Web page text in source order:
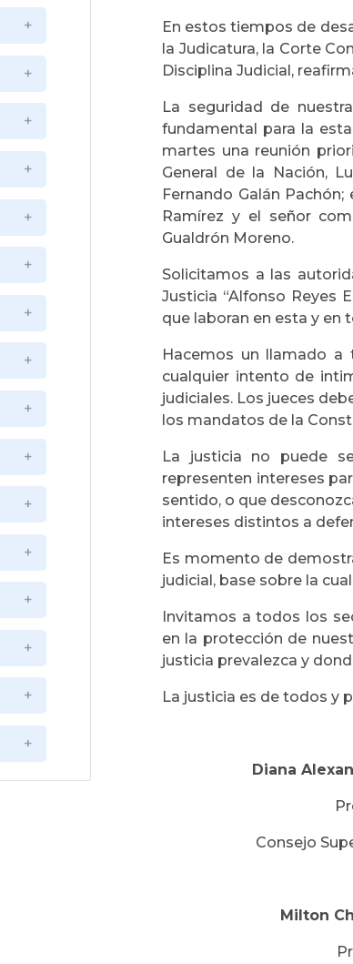
En estos tiempos de
la Judicatura, la Corte
Disciplina Judicial,
La seguridad de
fundamental para la
martes una reunión
General de la Nación,
Fernando Galán
Ramírez y el señor
Gualdrón Moreno.
Solicitamos a las
Justicia “Alfonso Reyes
que laboran en esta y en
Hacemos un llamado a
cualquier intento de
judiciales. Los jueces
los mandatos de la
La justicia no puede
representen intereses
sentido, o que
intereses distintos a
Es momento de
judicial, base sobre la
Invitamos a todos los
en la protección de
justicia prevalezca y
La justicia es de todos y
Diana
Consejo
Milton